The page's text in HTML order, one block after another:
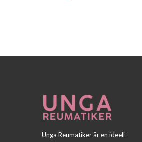
Unga Reumatiker är en ideell